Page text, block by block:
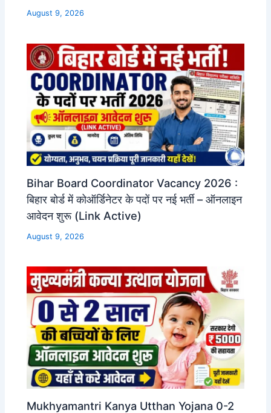
August 9, 2026
Bihar Board Coordinator Vacancy 2026 :
बिहार बोर्ड में कोऑर्डिनेटर के पदों पर नई भर्ती – ऑनलाइन
आवेदन शुरू (Link Active)
August 9, 2026
Mukhyamantri Kanya Utthan Yojana 0-2